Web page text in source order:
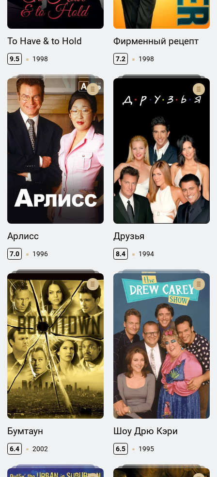
To Have & to Hold
9.5 1998
Фирменный рецепт
7.2 1998
Арлисс
7.0 1996
Друзья
8.4 1994
Бумтаун
6.4 2002
Шоу Дрю Кэри
6.5 1995